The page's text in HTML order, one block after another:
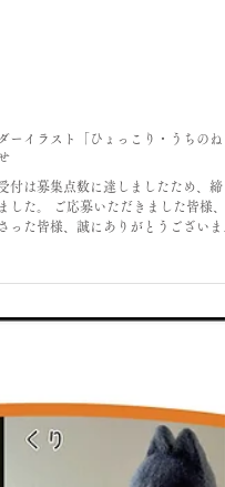
イラスト「ひょっこり・うちのね
付は募集点数に達しましたため、締